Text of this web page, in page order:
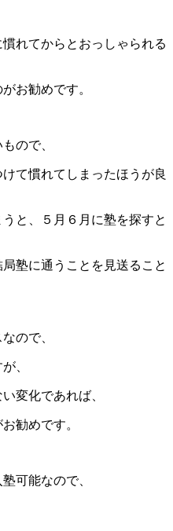
れてからとおっしゃられる
お勧めです。
ので、
て慣れてしまったほうが良
と、５月６月に塾を探すと
塾に通うことを見送ること
ので、
、
変化であれば、
勧めです。
可能なので、